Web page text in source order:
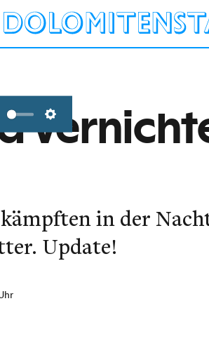
Settings
in der
Update!